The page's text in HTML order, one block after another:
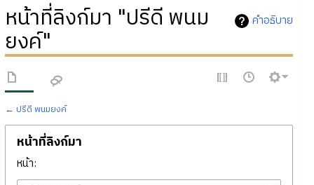
คำอธิบาย
หน้าที่ลิงก์มา "ปรีดี พนม
ยงค์"
← ปรีดี พนมยงค์
หน้าที่ลิงก์มา
หน้า: